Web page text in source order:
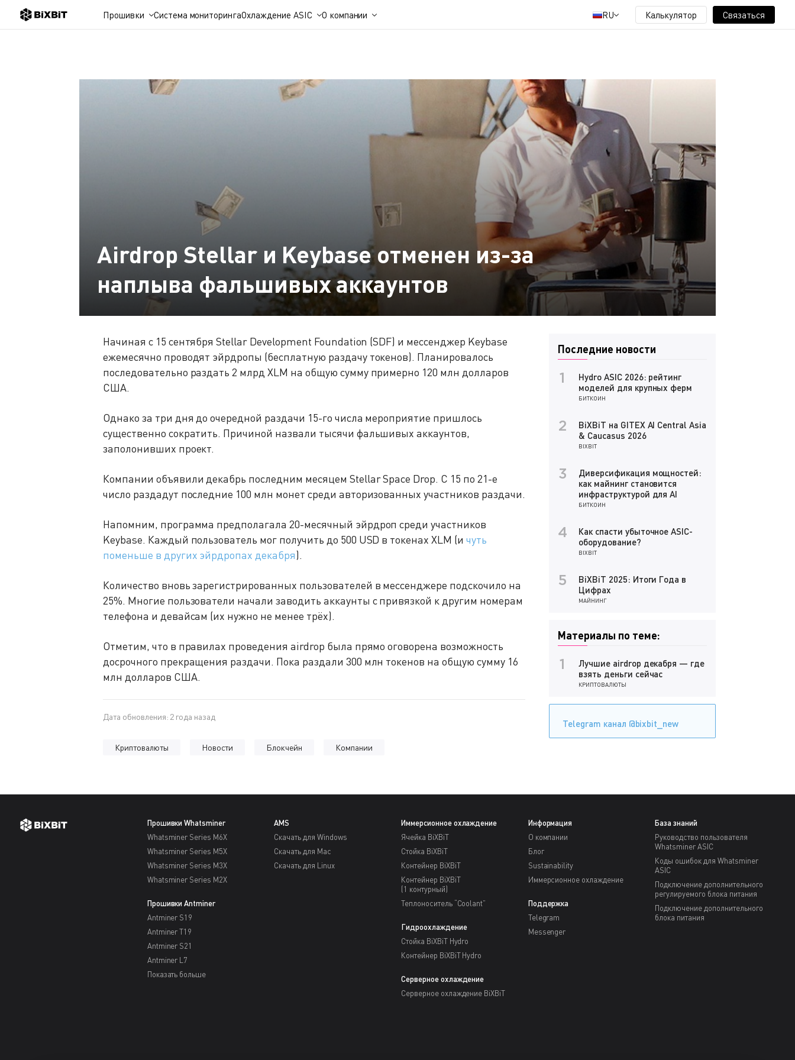
Прошивки Система мониторингаОхлаждение ASIC О компании RU Калькулятор Связаться
Airdrop Stellar и Keybase отменен из-за
наплыва фальшивых аккаунтов
Начиная с 15 сентября Stellar Development Foundation (SDF) и мессенджер Keybase
ежемесячно проводят эйрдропы (бесплатную раздачу токенов). Планировалось
последовательно раздать 2 млрд XLM на общую сумму примерно 120 млн долларов
США.
Однако за три дня до очередной раздачи 15-го числа мероприятие пришлось
существенно сократить. Причиной назвали тысячи фальшивых аккаунтов,
заполонивших проект.
Компании объявили декабрь последним месяцем Stellar Space Drop. С 15 по 21-е
число раздадут последние 100 млн монет среди авторизованных участников раздачи.
Напомним, программа предполагала 20-месячный эйрдроп среди участников
Keybase. Каждый пользователь мог получить до 500 USD в токенах XLM (и чуть
поменьше в других эйрдропах декабря).
Количество вновь зарегистрированных пользователей в мессенджере подскочило на
25%. Многие пользователи начали заводить аккаунты с привязкой к другим номерам
телефона и девайсам (их нужно не менее трёх).
Отметим, что в правилах проведения airdrop была прямо оговорена возможность
досрочного прекращения раздачи. Пока раздали 300 млн токенов на общую сумму 16
млн долларов США.
Дата обновления: 2 года назад
Криптовалюты Новости Блокчейн Компании
Последние новости
1
Hydro ASIC 2026: рейтинг
моделей для крупных ферм
БИТКОИН
2
BiXBiT на GITEX AI Central Asia
& Caucasus 2026
BIXBIT
3
Диверсификация мощностей:
как майнинг становится
инфраструктурой для AI
БИТКОИН
4
Как спасти убыточное ASIC-
оборудование?
BIXBIT
5
BiXBiT 2025: Итоги Года в
Цифрах
МАЙНИНГ
Материалы по теме:
1
Лучшие airdrop декабря — где
взять деньги сейчас
КРИПТОВАЛЮТЫ
Telegram канал @bixbit_new
Прошивки Whatsminer
Whatsminer Series M6X
Whatsminer Series M5X
Whatsminer Series M3X
Whatsminer Series M2X
Прошивки Antminer
Antminer S19
Antminer T19
Antminer S21
Antminer L7
Показать больше
AMS
Скачать для Windows
Скачать для Mac
Скачать для Linux
Иммерсионное охлаждение
Ячейка BiXBiT
Стойка BiXBiT
Контейнер BiXBiT
Контейнер BiXBiT
(1 контурный)
Теплоноситель “Coolant”
Гидроохлаждение
Стойка BiXBiT Hydro
Контейнер BiXBiT Hydro
Серверное охлаждение
Серверное охлаждение BiXBiT
Информация
О компании
Блог
Sustainability
Иммерсионное охлаждение
Поддержка
Telegram
Messenger
База знаний
Руководство пользователя
Whatsminer ASIC
Коды ошибок для Whatsminer
ASIC
Подключение дополнительного
регулируемого блока питания
Подключение дополнительного
блока питания